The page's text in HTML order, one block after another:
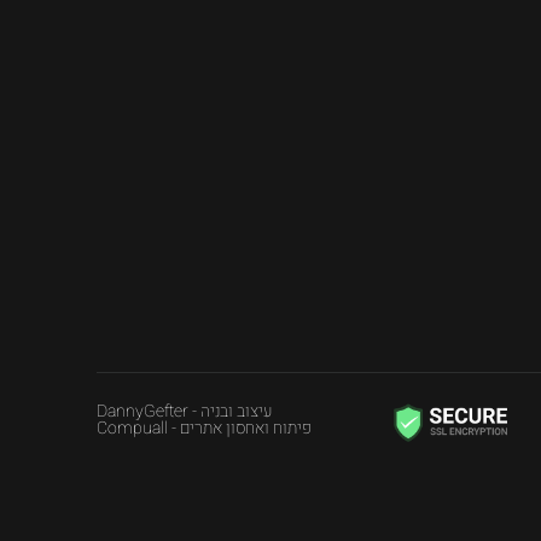
עיצוב ובניה - DannyGefter
פיתוח ואחסון אתרים - Compuall